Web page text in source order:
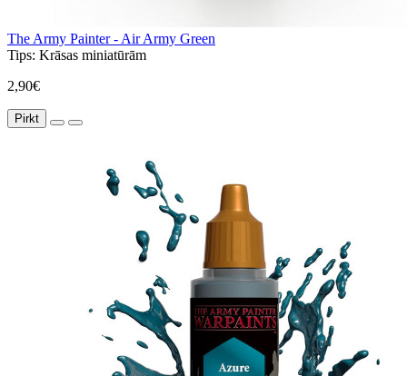
The Army Painter - Air Army Green
Tips: Krāsas miniatūrām
2,90€
Pirkt